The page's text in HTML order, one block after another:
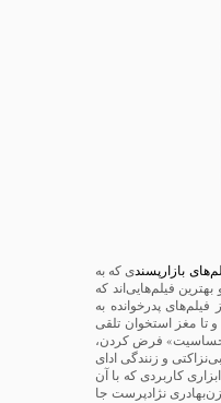
بازارپسندی که به
فیلم‌هایی‌اند که
پدرخوانده به
تا مغز استخوان تلقی
«حساسیت» فرض کردن،
و زنندگی ادای
کاربردی که با آن
نژادپرست جا